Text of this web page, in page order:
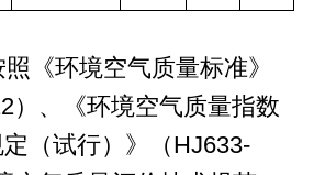
环境空气质量标准》
）、《环境空气质量指数
定（试行）》（HJ633-